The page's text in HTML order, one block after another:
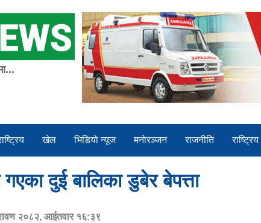
खेल भिडियाे न्यूज मनाेरञ्जन राजनीति राष्ट्रिय
दुई बालिका डुबेर बेपत्ता
२०८२, आईतवार १६:३९